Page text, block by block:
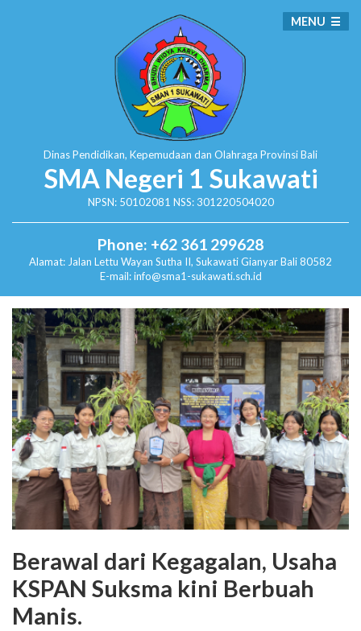
Dinas Pendidikan, Kepemudaan dan Olahraga Provinsi Bali
SMA Negeri 1 Sukawati
NPSN: 50102081 NSS: 301220504020
Phone: +62 361 299628
Alamat: Jalan Lettu Wayan Sutha II, SukawatiGianyar Bali 80582
E-mail: info@sma1-sukawati.sch.id
MENU
Berawal dari Kegagalan, Usaha
KSPAN Suksma kini Berbuah
Manis.